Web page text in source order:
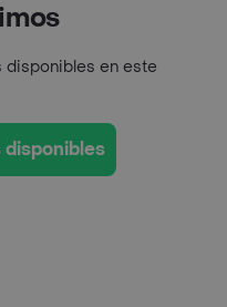
disponibles en este